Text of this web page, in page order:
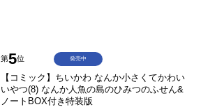
第5位
【コミック】ちいかわ なんか小さくてかわい
いやつ(8) なんか人魚の島のひみつのふせん&
ノートBOX付き特装版
発売中